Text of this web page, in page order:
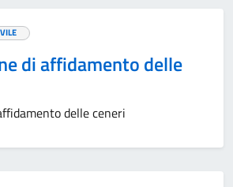
di affidamento delle
delle ceneri